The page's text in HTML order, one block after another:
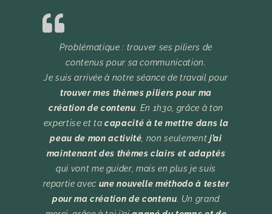
Problématique : trouver ses piliers de
contenus pour sa communication.
Je suis arrivée à notre séance de travail pour
trouver mes thèmes piliers pour ma
création de contenu. En 1h30, grâce à ton
expertise et tacapacité à te mettre dans la
peau de mon activité , non seulement j’ai
maintenant des thèmes clairs et adaptés
qui vont me guider, mais en plus je suis
repartie avec une nouvelle méthodo à tester
pour ma création de contenu. Un grand